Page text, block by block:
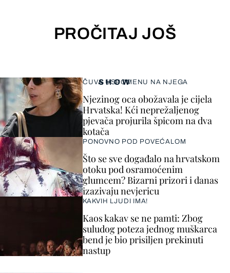
PROČITAJ JOŠ
SHOW
ČUVA USPOMENU NA NJEGA
Njezinog oca obožavala je cijela
Hrvatska! Kći neprežaljenog
pjevača projurila špicom na dva
kotača
PONOVNO POD POVEĆALOM
Što se sve događalo na hrvatskom
otoku pod osramoćenim
glumcem? Bizarni prizori i danas
izazivaju nevjericu
KAKVIH LJUDI IMA!
Kaos kakav se ne pamti: Zbog
suludog poteza jednog muškarca
bend je bio prisiljen prekinuti
nastup